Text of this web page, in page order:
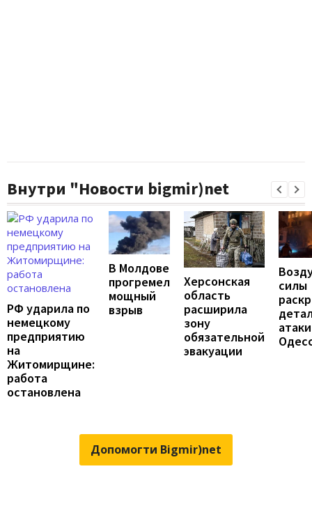
Внутри "Новости bigmir)net
РФ ударила по
немецкому
предприятию
на
Житомирщине:
работа
остановлена
В Молдове
прогремел
мощный
взрыв
Херсонская
область
расширила
зону
обязательной
эвакуации
силы
Допомогти Bigmir)net